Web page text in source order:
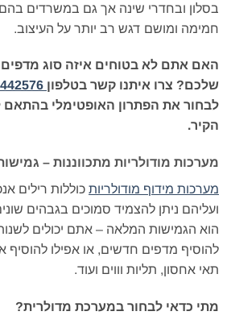
בסלון ובחדרי שינה אך גם במשרדים בהם
חמימה ומושם דגש רב יותר על העיצוב.
האם אתם לא בטוחים איזה סוג
שלכם? צרו איתנו קשר בטלפון
לבחור את הפתרון האופטימלי בהתאם
הקיר.
מערכות מודולריות מתכווננות –
מערכות מידוף מודולריות כוללות רילים
ועליהם ניתן להצמיד סמוכים בגבהים
הוא הגמישות המלאה – אתם יכולים
להוסיף מדפים חדשים, או אפילו להוסיף
תאי אחסון, תליות וווים ועוד.
מתי כדאי לבחור במערכת מדולרית?